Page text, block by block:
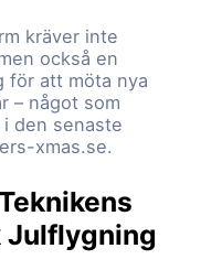
kräver inte
också en
för att möta nya
– något som
den senaste
xmas.se.
Julflygning